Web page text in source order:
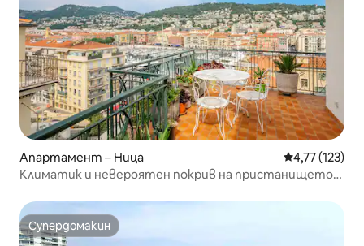
Апартамент – Ница Средна
4,77 (123)
Климатик и невероятен покрив на пристанището
Супердомакин
Супердомакин